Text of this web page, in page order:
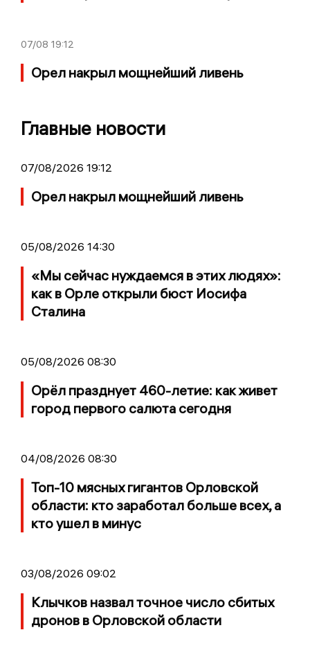
07/08 19:12
Орел накрыл мощнейший ливень
Главные новости
07/08/2026 19:12
Орел накрыл мощнейший ливень
05/08/2026 14:30
«Мы сейчас нуждаемся в этих людях»:
как в Орле открыли бюст Иосифа
Сталина
05/08/2026 08:30
Орёл празднует 460-летие: как живет
город первого салюта сегодня
04/08/2026 08:30
Топ-10 мясных гигантов Орловской
области: кто заработал больше всех, а
кто ушел в минус
03/08/2026 09:02
Клычков назвал точное число сбитых
дронов в Орловской области